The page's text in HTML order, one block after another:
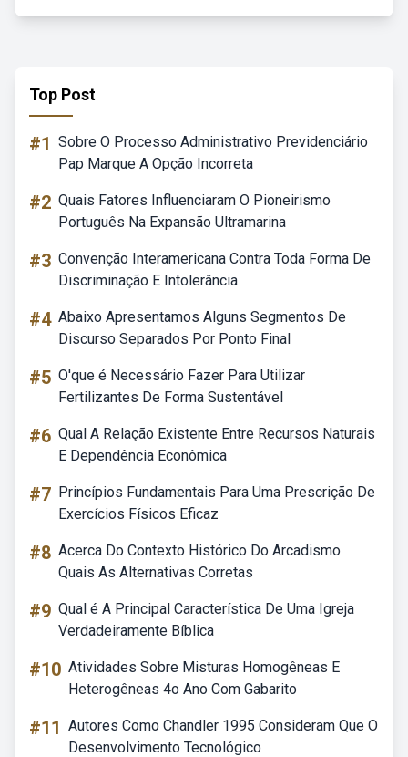
Top Post
#1 Sobre O Processo Administrativo Previdenciário
Pap Marque A Opção Incorreta
#2 Quais Fatores Influenciaram O Pioneirismo
Português Na Expansão Ultramarina
#3 Convenção Interamericana Contra Toda Forma De
Discriminação E Intolerância
#4 Abaixo Apresentamos Alguns Segmentos De
Discurso Separados Por Ponto Final
#5 O'que é Necessário Fazer Para Utilizar
Fertilizantes De Forma Sustentável
#6 Qual A Relação Existente Entre Recursos Naturais
E Dependência Econômica
#7 Princípios Fundamentais Para Uma Prescrição De
Exercícios Físicos Eficaz
#8 Acerca Do Contexto Histórico Do Arcadismo
Quais As Alternativas Corretas
#9 Qual é A Principal Característica De Uma Igreja
Verdadeiramente Bíblica
#10 Atividades Sobre Misturas Homogêneas E
Heterogêneas 4o Ano Com Gabarito
#11 Autores Como Chandler 1995 Consideram Que O
Desenvolvimento Tecnológico